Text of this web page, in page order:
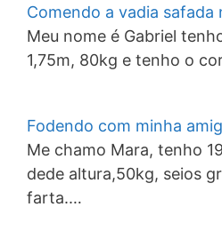
Comendo a vadia safada
Meu nome é Gabriel
1,75m, 80kg e tenho o
Fodendo com minha
Me chamo Mara, tenho
dede altura,50kg, seios
farta.…